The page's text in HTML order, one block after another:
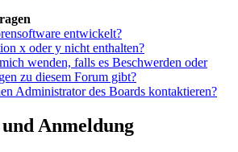
entwickelt?
x oder y nicht enthalten?
wenden, falls es Beschwerden oder
zu diesem Forum gibt?
Administrator des Boards kontaktieren?
Anmeldung